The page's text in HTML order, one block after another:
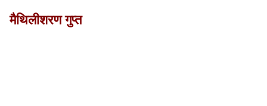
मैथिलीशरण गुप्त